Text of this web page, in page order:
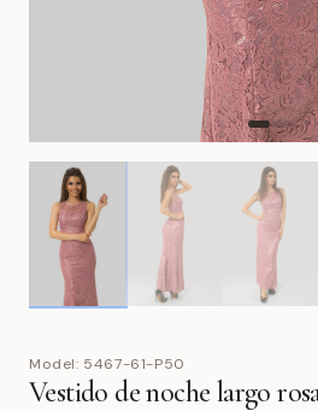
Model: 5467-61-P50
Vestido de noche largo